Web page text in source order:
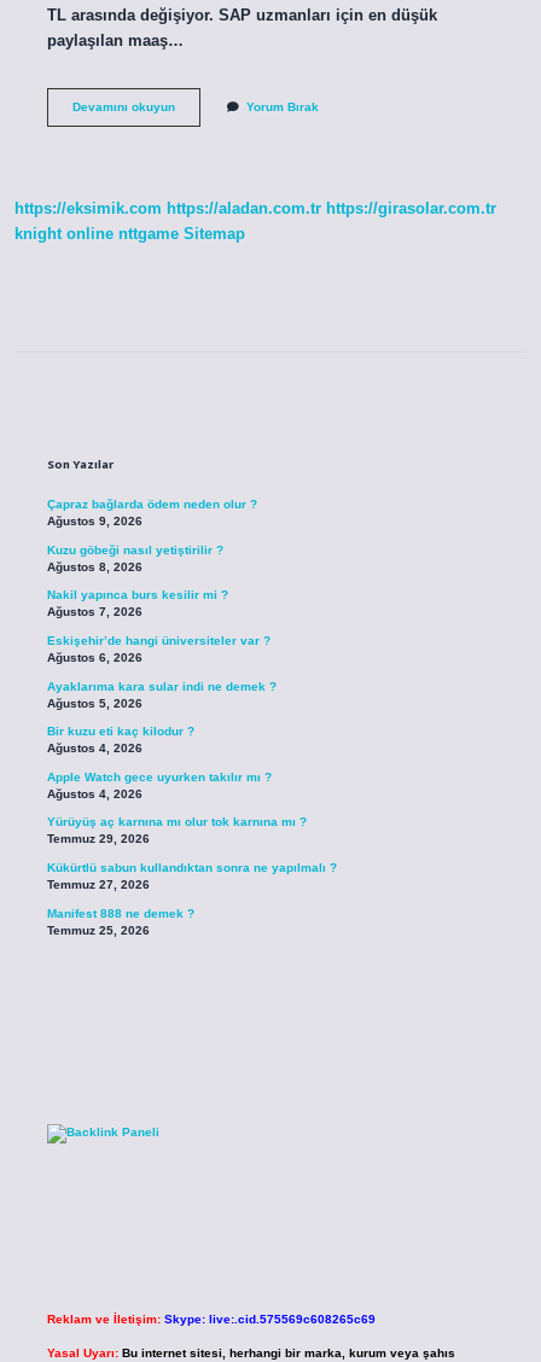
TL arasında değişiyor. SAP uzmanları için en düşük
paylaşılan maaş…
Devamını okuyunErp
Yorum Bırak
https://eksimik.com https://aladan.com.tr https://girasolar.com.tr
knight online nttgame Sitemap
Son Yazılar
Çapraz bağlarda ödem neden olur ?
Ağustos 9, 2026
Kuzu göbeği nasıl yetiştirilir ?
Ağustos 8, 2026
Nakil yapınca burs kesilir mi ?
Ağustos 7, 2026
Eskişehir’de hangi üniversiteler var ?
Ağustos 6, 2026
Ayaklarıma kara sular indi ne demek ?
Ağustos 5, 2026
Bir kuzu eti kaç kilodur ?
Ağustos 4, 2026
Apple Watch gece uyurken takılır mı ?
Ağustos 4, 2026
Yürüyüş aç karnına mı olur tok karnına mı ?
Temmuz 29, 2026
Kükürtlü sabun kullandıktan sonra ne yapılmalı ?
Temmuz 27, 2026
Manifest 888 ne demek ?
Temmuz 25, 2026
Reklam ve İletişim: Skype: live:.cid.575569c608265c69
Yasal Uyarı: Bu internet sitesi, herhangi bir marka, kurum veya şahıs